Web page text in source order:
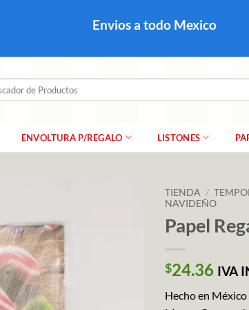
Envios a todo Mexico
ENVOLTURA P/REGALO LISTONES
TIENDA /
NAVIDEÑO
Papel
$24.36 IVA
Hecho en México